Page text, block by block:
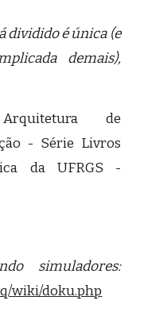
dividido é única (e
demais),
de
- Série Livros
da UFRGS -
simuladores:
wiki/doku.php